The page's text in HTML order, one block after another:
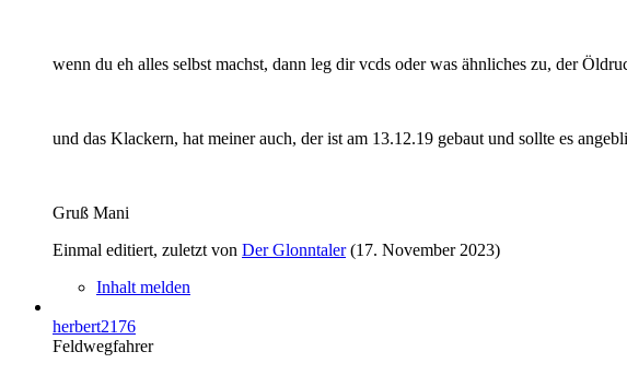
wenn du eh alles selbst machst, dann leg dir vcds oder was ähnliches zu, der
und das Klackern, hat meiner auch, der ist am 13.12.19 gebaut und sollte es
Gruß Mani
Einmal editiert, zuletzt von Der Glonntaler(17. November 2023)
Inhalt melden
herbert2176
Feldwegfahrer